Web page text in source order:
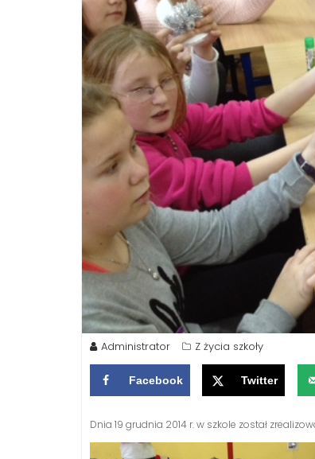
Administrator Z życia szkoły
Facebook Twitter
Dnia 19 grudnia 2014 r. w szkole został